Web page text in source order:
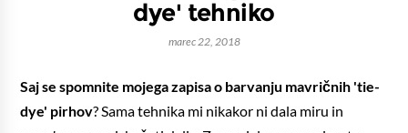
dye' tehniko
marec 22, 2018
Saj se spomnite mojega zapisa o barvanju mavričnih 'tie-
dye' pirhov? Sama tehnika mi nikakor ni dala miru in